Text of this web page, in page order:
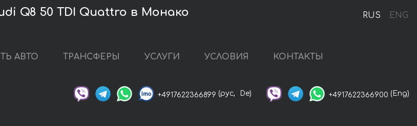
RUS ENG
Q8 50 TDI Quattro в Монако
АВТО ТРАНСФЕРЫ УСЛУГИ УСЛОВИЯ КОНТАКТЫ
+4917622366899 (рус, De) +4917622366900 (Eng)